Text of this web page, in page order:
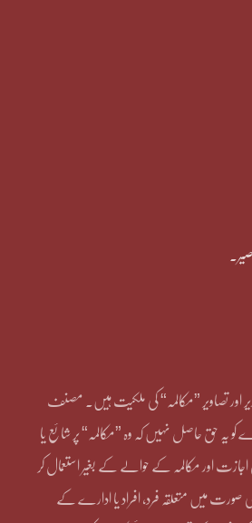
اور تصاویر ”مکالمہ“ کی ملکیت ہیں۔ مصنف
کو یہ حق حاصل نہیں کہ وہ ”مکالمہ“ پر شائع یا
اجازت اور مکالمہ کے حوالے کے بغیر استعمال کر
صورت میں متعلقہ فرد، افراد یا ادارے کے